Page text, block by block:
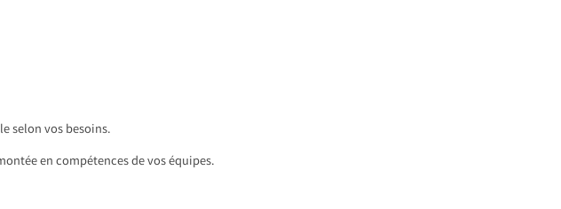
selon vos besoins.
en compétences de vos équipes.